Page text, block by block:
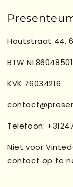
Houtstraat 44,
BTW
KVK 76034216
Telefoon:
Niet voor
contact op te